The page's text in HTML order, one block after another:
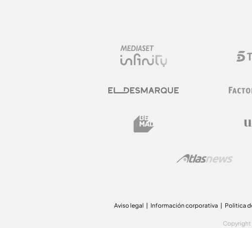
Aviso legal Información corporativa Politica
Copyright